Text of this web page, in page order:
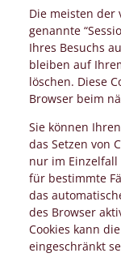
Die meisten der
genannte
Ihres Besuchs
bleiben auf
löschen. Diese
Browser beim
Sie können
das Setzen von
nur im Einzelfall
für bestimmte
das
des Browser
Cookies kann
eingeschränkt